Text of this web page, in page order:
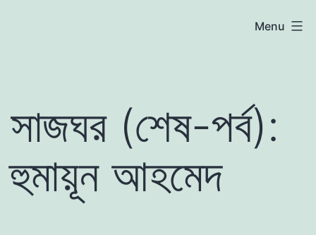
Menu
সাজঘর (শেষ-পর্ব):
হুমায়ূন আহমেদ